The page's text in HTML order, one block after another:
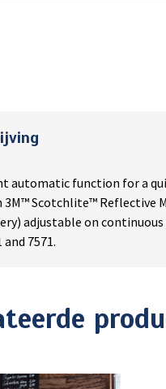
automatic function for a
3M™ Scotchlite™ Reflective
adjustable on
and 7571.